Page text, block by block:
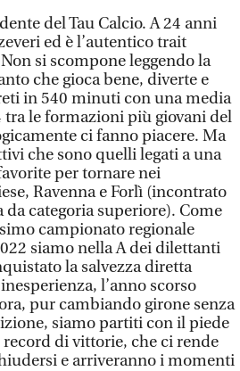
del Tau Calcio. A 24 anni
ed è l’autentico trait
si scompone leggendo la
che gioca bene, diverte e
in 540 minuti con una media
tra le formazioni più giovani del
ci fanno piacere. Ma
che sono quelli legati a una
per tornare nei
Ravenna e Forlì (incontrato
categoria superiore). Come
campionato regionale
siamo nella A dei dilettanti
la salvezza diretta
l’anno scorso
pur cambiando girone senza
siamo partiti con il piede
di vittorie, che ci rende
e arriveranno i momenti